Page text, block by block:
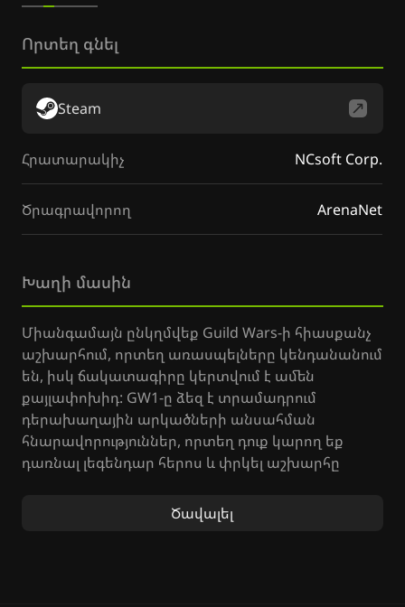
Խաղի մասին
Միանգամայն ընկղմվեք Guild Wars-ի հիասքանչ
աշխարհում, որտեղ առասպելները կենդանանում
են, իսկ ճակատագիրը կերտվում է ամեն
քայլափոխիդ: GW1-ը ձեզ է տրամադրում
դերախաղային արկածների անսահման
հնարավորություններ, որտեղ դուք կարող եք
դառնալ լեգենդար հերոս և փրկել աշխարհը
Ծավալել
Որտեղ գնել
Steam
Հրատարակիչ NCsoft Corp.
Ծրագրավորող ArenaNet